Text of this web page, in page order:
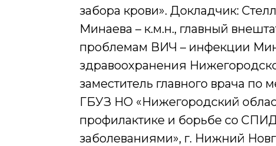
забора крови». Докладчик:
Минаева – к.м.н., главный
проблемам ВИЧ – инфекции
здравоохранения
заместитель главного врача по
ГБУЗ НО «Нижегородский
профилактике и борьбе со
заболеваниями», г. Нижний